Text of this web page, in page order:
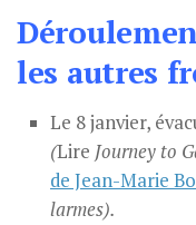
les autres
Le 8 janvier,
(Lire Journey to
de Jean-Marie
larmes).